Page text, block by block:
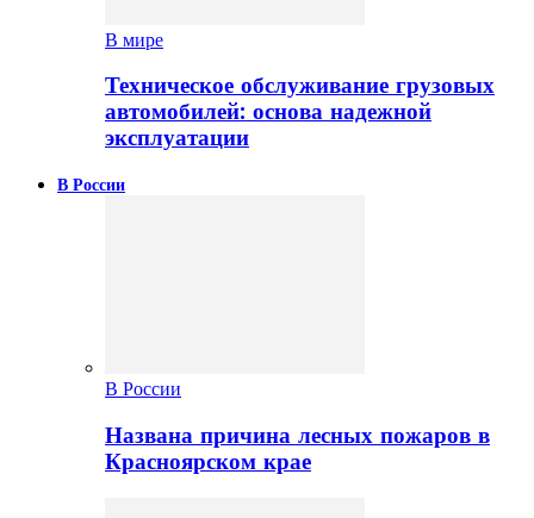
В мире
Техническое обслуживание грузовых
автомобилей: основа надежной
эксплуатации
В России
В России
Названа причина лесных пожаров в
Красноярском крае